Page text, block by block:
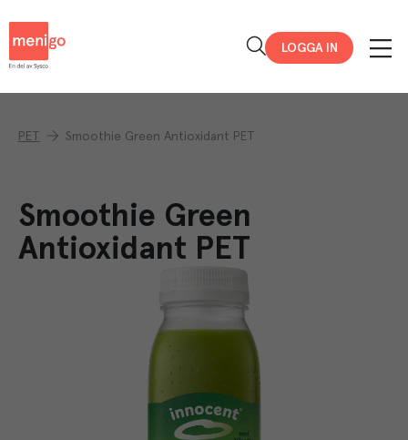
LOGGA IN
PET Smoothie Green Antioxidant PET
Smoothie Green
Antioxidant PET